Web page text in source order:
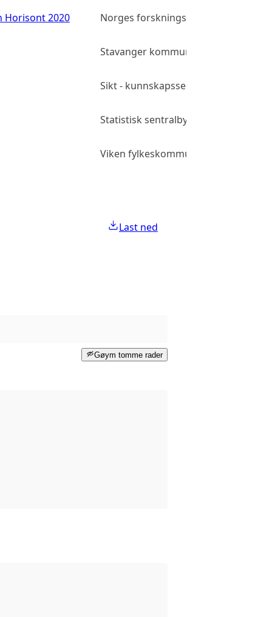
Horisont 2020 Norges forskningsråd
Stavanger kommune
Sikt - kunnskapssektorens
Statistisk sentralbyrå
Viken fylkeskommune under sletting
Last ned
Gøym tomme rader